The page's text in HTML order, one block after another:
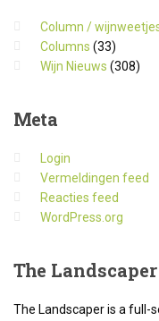
Column /
Columns (33)
Wijn Nieuws (308)
Meta
Login
Vermeldingen feed
Reacties feed
WordPress.org
The Landscaper
The Landscaper is a full-